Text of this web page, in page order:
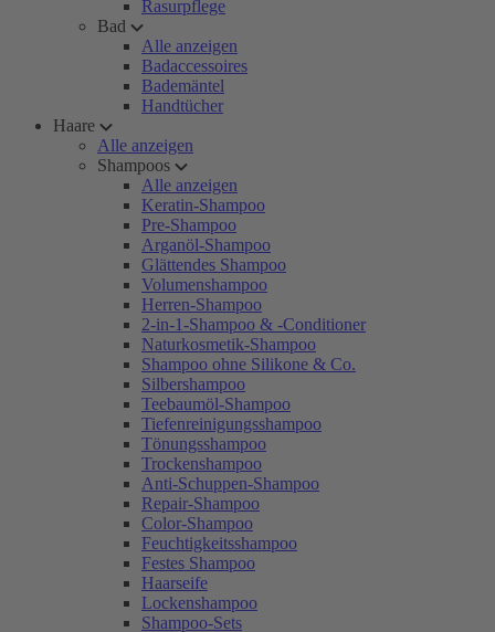
Rasurpflege
Bad
Alle anzeigen
Badaccessoires
Bademäntel
Handtücher
Haare
Alle anzeigen
Shampoos
Alle anzeigen
Keratin-Shampoo
Pre-Shampoo
Arganöl-Shampoo
Glättendes Shampoo
Volumenshampoo
Herren-Shampoo
2-in-1-Shampoo & -Conditioner
Naturkosmetik-Shampoo
Shampoo ohne Silikone & Co.
Silbershampoo
Teebaumöl-Shampoo
Tiefenreinigungsshampoo
Tönungsshampoo
Trockenshampoo
Anti-Schuppen-Shampoo
Repair-Shampoo
Color-Shampoo
Feuchtigkeitsshampoo
Festes Shampoo
Haarseife
Lockenshampoo
Shampoo-Sets